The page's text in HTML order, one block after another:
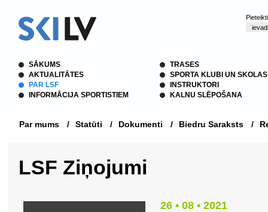
SĀKUMS
AKTUALITĀTES
PAR LSF
INFORMĀCIJA SPORTISTIEM
TRASES
SPORTA KLUBI UN SKOLAS
INSTRUKTORI
KALNU SLĒPOŠANA
Par mums / Statūti / Dokumenti / Biedru Saraksts /
LSF Ziņojumi
26 • 08 • 2021